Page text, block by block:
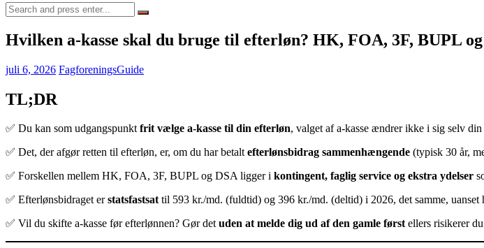
Search
for:
Hvilken a-kasse skal du bruge til efterløn? HK, FOA, 3F, BUPL
juli 6, 2026 FagforeningsGuide
TL;DR
✅ Du kan som udgangspunktfrit vælge a-kasse til din efterløn, valget af a-kasse ændrer ikke i sig selv
✅ Det, der afgør retten til efterløn, er, om du har betaltefterlønsbidrag sammenhængende (typisk 30 år,
✅ Forskellen mellem HK, FOA, 3F, BUPL og DSA ligger i kontingent, faglig service og ekstra ydelser
✅ Efterlønsbidraget erstatsfastsattil 593 kr./md. (fuldtid) og 396 kr./md. (deltid) i 2026, det samme, uanset
✅ Vil du skifte a-kasse før efterlønnen? Gør detuden at melde dig ud af den gamle førstellers risikerer